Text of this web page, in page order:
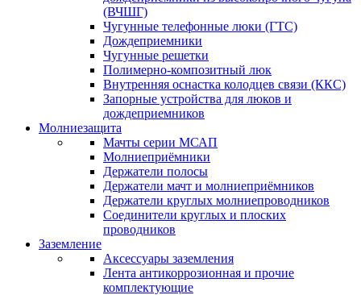
(ВЧШГ)
Чугунные телефонные люки (ГТС)
Дождеприемники
Чугунные решетки
Полимерно-композитный люк
Внутренняя оснастка колодцев связи (ККС)
Запорные устройства для люков и
дождеприемников
Молниезащита
Мачты серии МСАП
Молниеприёмники
Держатели полосы
Держатели мачт и молниеприёмников
Держатели круглых молниепроводников
Cоединители круглых и плоских
проводников
Заземление
Аксессуары заземления
Лента антикоррозионная и прочие
комплектующие